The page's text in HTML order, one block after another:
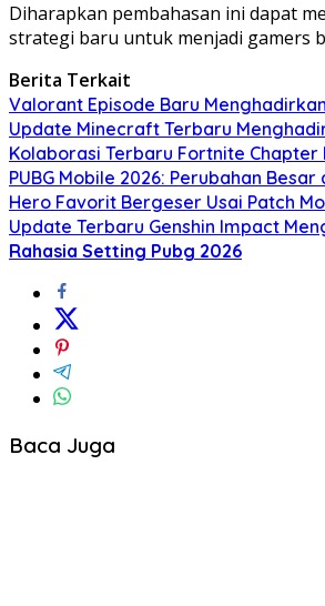
Diharapkan pembahasan ini dapat
strategi baru untuk menjadi gamers
Berita Terkait
Valorant Episode Baru
Update Minecraft Terbaru
Kolaborasi Terbaru Fortnite
PUBG Mobile 2026: Perubahan
Hero Favorit Bergeser Usai Patch
Update Terbaru Genshin Impact
Rahasia Setting Pubg 2026
Baca Juga